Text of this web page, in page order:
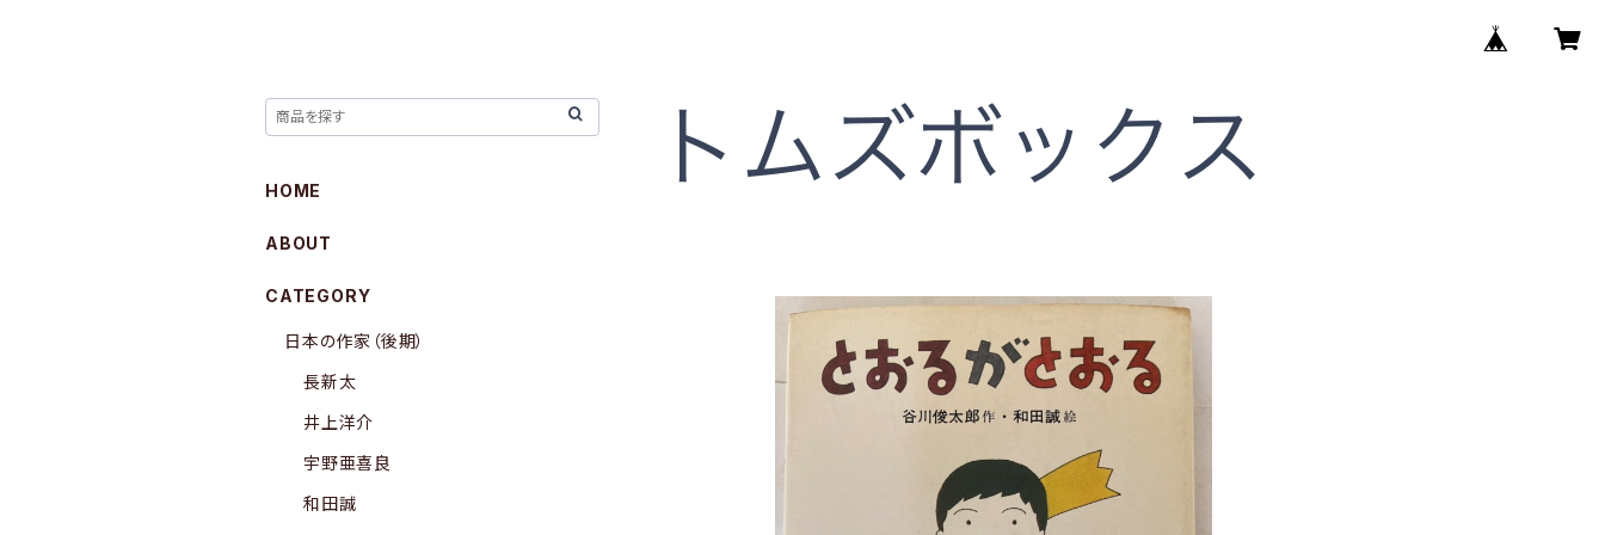
HOME
ABOUT
CATEGORY
日本の作家（後期）
長新太
井上洋介
宇野亜喜良
和田誠